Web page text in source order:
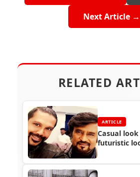
Next Article →
RELATED
ARTICLE
Casual
futuristic
S